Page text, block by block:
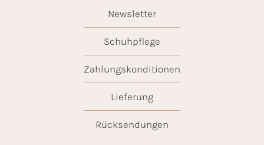
Newsletter
Schuhpflege
Zahlungskonditionen
Lieferung
Rücksendungen